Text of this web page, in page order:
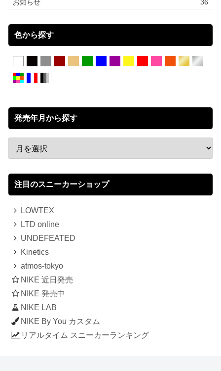
お知らせ
36
色から探す
発売年月から探す
注目のスニーカーショップ
LOWTEX
LTD online
UNDEFEATED
Kinetics
atmos-tokyo
NIKE 近日発売
NIKE 発売中
NIKE LAB
NIKE By You カスタム
リアルタイム スニーカーランキング